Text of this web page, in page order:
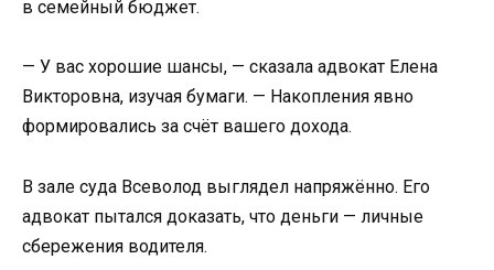
в семейный бюджет.
— У вас хорошие шансы, — сказала адвокат Елена
Викторовна, изучая бумаги. — Накопления явно
формировались за счёт вашего дохода.
В зале суда Всеволод выглядел напряжённо. Его
адвокат пытался доказать, что деньги — личные
сбережения водителя.